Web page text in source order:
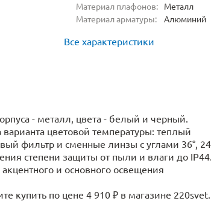
Материал плафонов:
Металл
Материал арматуры:
Алюминий
Все характеристики
- металл, цвета - белый и черный.
цветовой температуры: теплый
фильтр и сменные линзы с углами 36°,
степени защиты от пыли и влаги до IP44.
и основного освещения
купить по цене 4 910 ₽ в магазине